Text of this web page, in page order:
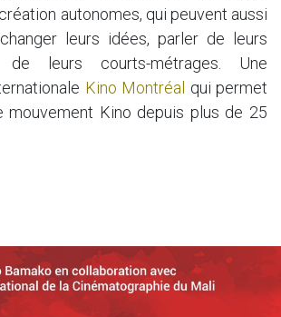
autonomes, qui peuvent aussi
leurs idées, parler de leurs
leurs courts-métrages. Une
Kino Montréal qui permet
mouvement Kino depuis plus de 25